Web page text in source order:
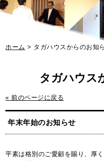
ホーム > タガハウスからのお知
« 前のページに戻る
年末年始のお知らせ
平素は格別のご愛顧を賜り、厚く